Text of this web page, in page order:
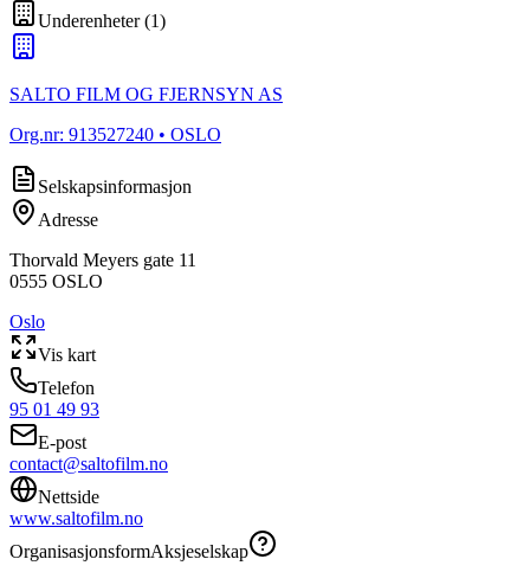
Underenheter(1)
SALTO FILM OG FJERNSYN AS
Org.nr: 913527240 • OSLO
Selskapsinformasjon
Adresse
Thorvald Meyers gate 11
0555 OSLO
Oslo
Vis kart
Telefon
95 01 49 93
E-post
contact@saltofilm.no
Nettside
www.saltofilm.no
OrganisasjonsformAksjeselskap